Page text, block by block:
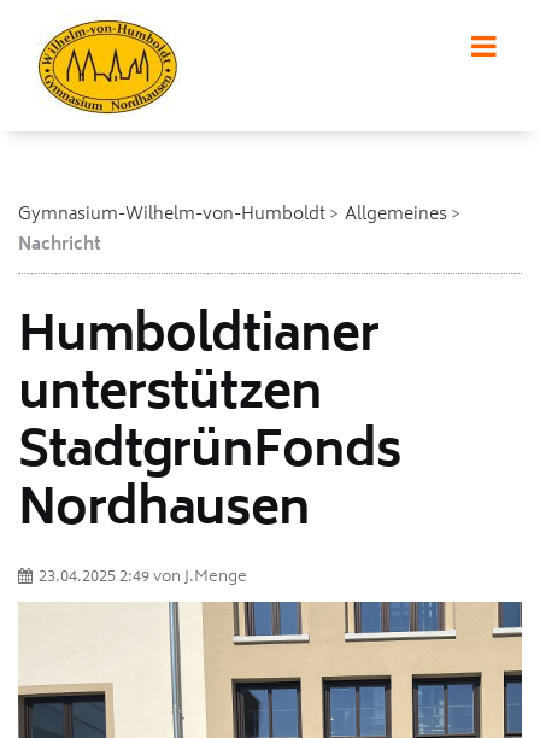
Gymnasium-Wilhelm-von-Humboldt
Allgemeines
Nachricht
Humboldtianer
unterstützen
StadtgrünFonds
Nordhausen
23.04.2025 2:49vonJ.Menge